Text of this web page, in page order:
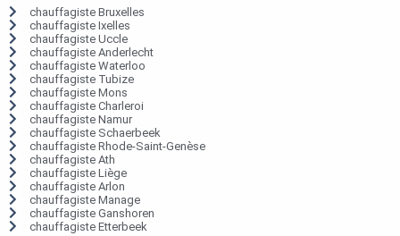
chauffagiste Bruxelles
chauffagiste Ixelles
chauffagiste Uccle
chauffagiste Anderlecht
chauffagiste Waterloo
chauffagiste Tubize
chauffagiste Mons
chauffagiste Charleroi
chauffagiste Namur
chauffagiste Schaerbeek
chauffagiste Rhode-Saint-Genèse
chauffagiste Ath
chauffagiste Liège
chauffagiste Arlon
chauffagiste Manage
chauffagiste Ganshoren
chauffagiste Etterbeek